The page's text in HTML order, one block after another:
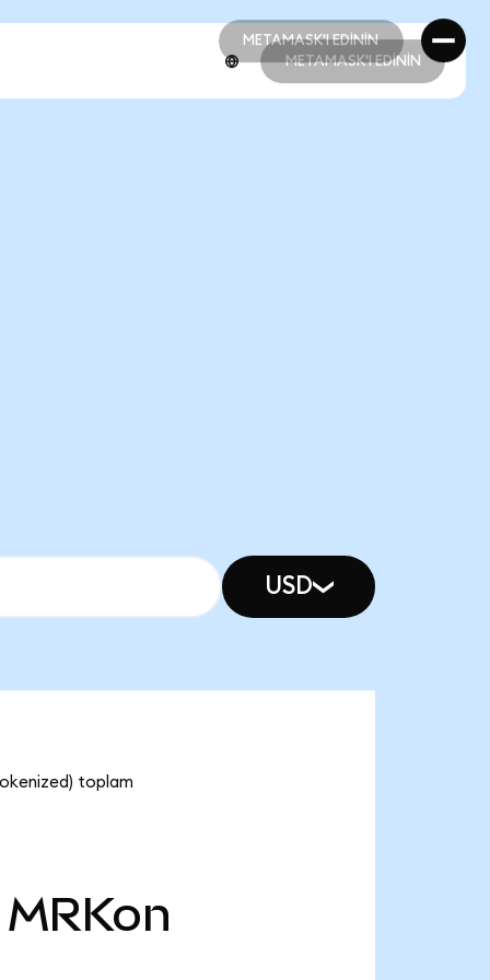
METAMASK'I EDİNİN
METAMASK'I EDİNİN
METAMASK'I EDİNİN
USD
toplam
MRKon